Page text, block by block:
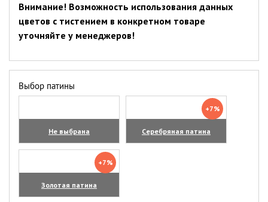
Внимание! Возможность использования данных
цветов с тистением в конкретном товаре
уточняйте у менеджеров!
Выбор патины
Не выбрана Серебряная патина
+7%
Золотая патина
+7%